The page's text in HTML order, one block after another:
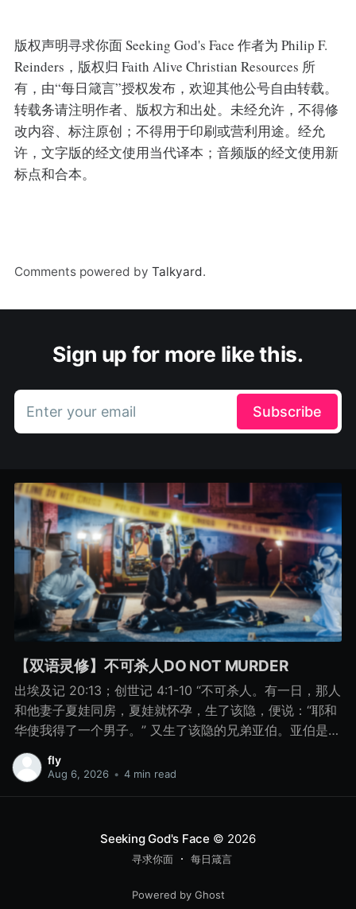
版权声明寻求你面 Seeking God's Face 作者为 Philip F.
Reinders，版权归 Faith Alive Christian Resources 所
有，由“每日箴言”授权发布，欢迎其他公号自由转载。
转载务请注明作者、版权方和出处。未经允许，不得修
改内容、标注原创；不得用于印刷或营利用途。经允
许，文字版的经文使用当代译本；音频版的经文使用新
标点和合本。
Comments powered by Talkyard.
Sign up for more like this.
Enter your email Subscribe
【双语灵修】不可杀人DO NOT MURDER
出埃及记 20:13；创世记 4:1-10 “不可杀人。有一日，那人
和他妻子夏娃同房，夏娃就怀孕，生了该隐，便说：“耶和
华使我得了一个男子。” 又生了该隐的兄弟亚伯。亚伯是牧
羊的，该隐是种地的。 有一日，该隐拿地里的出产为供物
献给耶和华， 亚伯也将他羊群中头生的和羊的脂油献上。
为什么发怒呢？你为什么变了脸色呢？ 你若行得好，岂不
蒙悦纳？你若行得不好，罪就伏在门前。它必恋慕你，你
却要制伏它。” 该隐与他兄弟亚伯说话，二人正在田间，该
隐起来打他兄弟亚伯，把他杀了。 耶和华对该隐说：“你兄
fly
Aug 6, 2026 • 4 min read
Seeking God's Face © 2026
寻求你面 每日箴言
Powered by Ghost